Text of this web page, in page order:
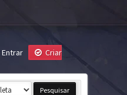
Entrar
Criar